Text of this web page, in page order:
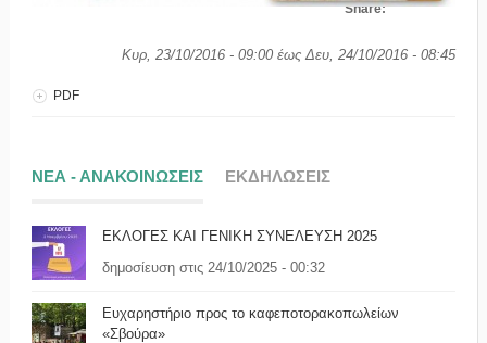
Share:
Κυρ, 23/10/2016 - 09:00 έωςΔευ, 24/10/2016 - 08:45
PDF
ΝΕΑ - ΑΝΑΚΟΙΝΩΣΕΙΣ ΕΚΔΗΛΩΣΕΙΣ
ΕΚΛΟΓΕΣ ΚΑΙ ΓΕΝΙΚΗ ΣΥΝΕΛΕΥΣΗ 2025
δημοσίευση στις 24/10/2025 - 00:32
Ευχαρηστήριο προς το καφεποτορακοπωλείων
«Σβούρα»